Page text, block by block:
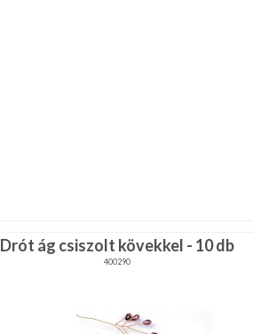
Drót ág csiszolt kövekkel - 10 db
400290